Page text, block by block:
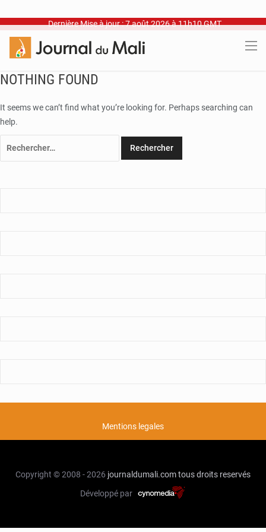
Dernière Mise à jour : 7 août 2026 à 11h10 GMT
NOTHING FOUND
It seems we can’t find what you’re looking for. Perhaps searching can
help.
Mentions legales
Copyright © 2008 - 2026 journaldumali.comtous droits reservés
Développé par